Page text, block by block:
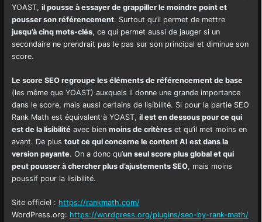
YOAST, il pousse à essayer de grappiller le moindre point et
pousser son référencement. Surtout qu’il permet de mettre
jusqu’à cinq mots-clés, ce qui permet aussi de jauger si un
secondaire ne prendrait pas le pas sur son principal et diminue son
score.
Le score SEO regroupe les éléments de référencement de base
(les même que YOAST) auxquels il donne une grande importance
dans le score, mais aussi certains de lisibilité. Si pour la partie SEO
Rank Math est équivalent à YOAST, il est en dessous pour ce qui
est de la lisibilité avec bien moins de critèreset qu’il met moins en
avant. De plus tout ce qui concerne le content AI est dans la
version payante. On a donc qu’un seul score plus global et qui
peut pousser à chercher plus d’ajustements SEO, mais moins
poussif pour la lisibilité.
Site officiel : https://rankmath.com/
WordPress.org: https://wordpress.org/plugins/seo-by-rank-math/